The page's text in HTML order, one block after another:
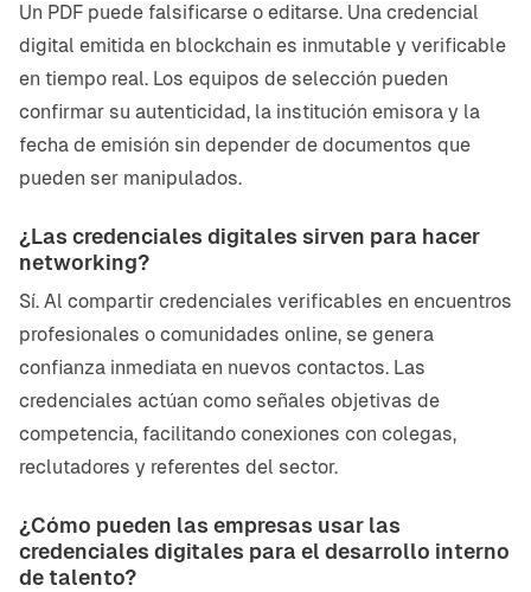
Un PDF puede falsificarse o editarse. Una credencial
digital emitida en blockchain es inmutable y verificable
en tiempo real. Los equipos de selección pueden
confirmar su autenticidad, la institución emisora y la
fecha de emisión sin depender de documentos que
pueden ser manipulados.
¿Las credenciales digitales sirven para hacer
networking?
Sí. Al compartir credenciales verificables en encuentros
profesionales o comunidades online, se genera
confianza inmediata en nuevos contactos. Las
credenciales actúan como señales objetivas de
competencia, facilitando conexiones con colegas,
reclutadores y referentes del sector.
¿Cómo pueden las empresas usar las
credenciales digitales para el desarrollo interno
de talento?